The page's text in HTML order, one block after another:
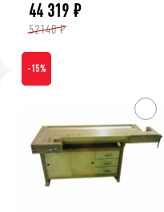
44 319 ₽
52140 ₽
-15%